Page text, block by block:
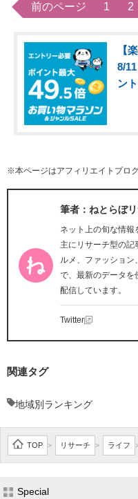
前のページ 1 2
【
8/
ン
※本ページはアフィリエイトプロ
筆者：ねとらぼ
ネット上の旬な情報
主にリサーチ型の
ルメ、ファッショ
で、最新のデータを
配信しています。
Twitter
関連タグ
地域別ランキング
TOP > リサーチ > ライフ
Special